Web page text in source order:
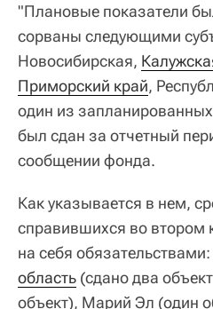
"Плановые показатели
сорваны следующими
Новосибирская,
Приморский край,
один из
был сдан за отчетный
сообщении фонда.
Как указывается в нем,
справившихся во втором
на себя обязательствами:
область (сдано два
объект), Марий Эл (один